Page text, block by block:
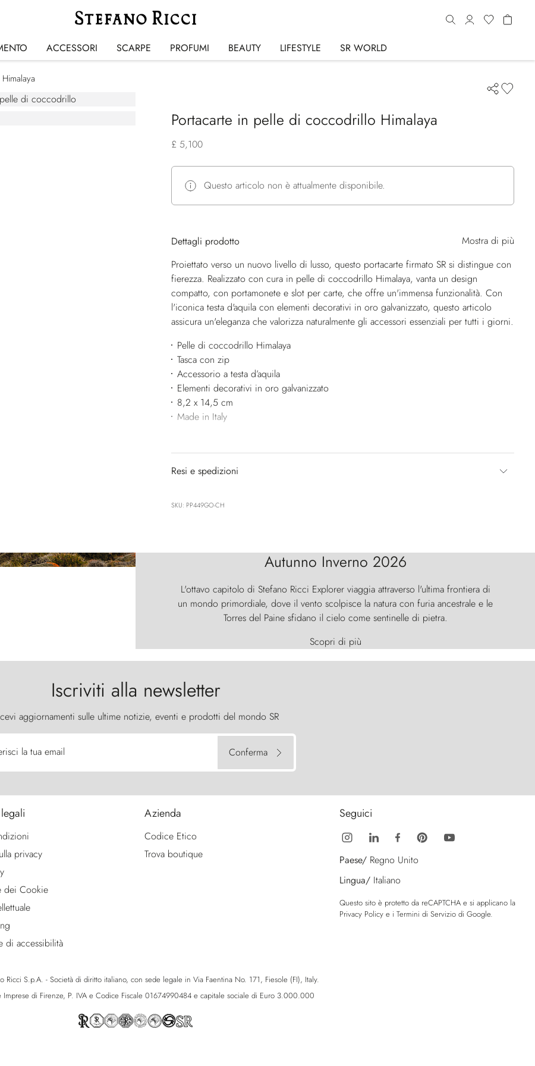
ACCESSORI SCARPE PROFUMI BEAUTY LIFESTYLE SR WORLD
Portacarte in pelle di coccodrillo Himalaya
£ 5,100
Questo articolo non è attualmente disponibile.
Dettagli prodotto
Mostra di più
Proiettato verso un nuovo livello di lusso, questo portacarte firmato SR si distingue con
fierezza. Realizzato con cura in pelle di coccodrillo Himalaya, vanta un design
compatto, con portamonete e slot per carte, che offre un'immensa funzionalità. Con
l'iconica testa d'aquila con elementi decorativi in oro galvanizzato, questo articolo
assicura un'eleganza che valorizza naturalmente gli accessori essenziali per tutti i giorni.
Pelle di coccodrillo Himalaya
Tasca con zip
Accessorio a testa d’aquila
Elementi decorativi in oro galvanizzato
8,2 x 14,5 cm
Made in Italy
Resi e spedizioni
SKU: PP449GO-CH
Autunno Inverno 2026
L'ottavo capitolo di Stefano Ricci Explorer viaggia attraverso l'ultima frontiera di
un mondo primordiale, dove il vento scolpisce la natura con furia ancestrale e le
Torres del Paine sfidano il cielo come sentinelle di pietra.
Scopri di più
Iscriviti alla newsletter
aggiornamenti sulle ultime notizie, eventi e prodotti del mondo SR
la tua email Conferma
privacy
dei Cookie
di accessibilità
Azienda
Codice Etico
Trova boutique
Seguici
Paese/ Regno Unito
Lingua/ Italiano
Questo sito è protetto da reCAPTCHA e si applicano la
Privacy Policy e i Termini di Servizio di Google.
Ricci S.p.A. - Società di diritto italiano, con sede legale in Via Faentina No. 171, Fiesole (FI), Italy.
Imprese di Firenze, P. IVA e Codice Fiscale 01674990484 e capitale sociale di Euro 3.000.000